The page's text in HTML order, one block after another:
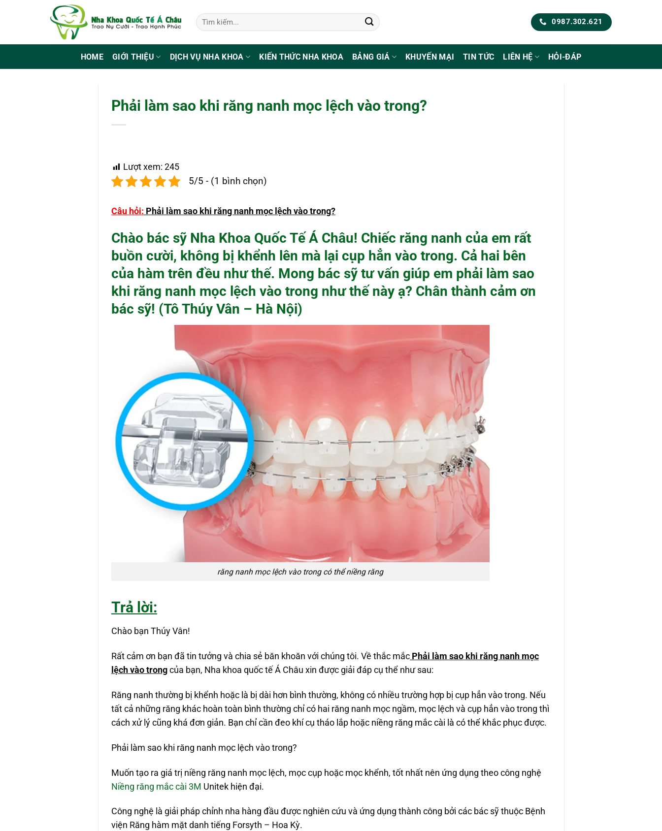
0987.302.621
HOME GIỚI THIỆU DỊCH VỤ NHA KHOA KIẾN THỨC NHA KHOA BẢNG GIÁ KHUYẾN MẠI TIN TỨC LIÊN HỆ HỎI-ĐÁP
Phải làm sao khi răng nanh mọc lệch vào trong?
Lượt xem: 245
5/5 - (1 bình chọn)
Câu hỏi: Phải làm sao khi răng nanh mọc lệch vào trong?
Chào bác sỹ Nha Khoa Quốc Tế Á Châu! Chiếc răng nanh của em rất
buồn cười, không bị khểnh lên mà lại cụp hẳn vào trong. Cả hai bên
của hàm trên đều như thế. Mong bác sỹ tư vấn giúp em phải làm sao
khi răng nanh mọc lệch vào trong như thế này ạ? Chân thành cảm ơn
bác sỹ! (Tô Thúy Vân – Hà Nội)
răng nanh mọc lệch vào trong có thể niềng răng
Trả lời:
Chào bạn Thúy Vân!
Rất cảm ơn bạn đã tin tưởng và chia sẻ băn khoăn với chúng tôi. Về thắc mắcPhải làm sao khi răng nanh mọc
lệch vào trongcủa bạn, Nha khoa quốc tế Á Châu xin được giải đáp cụ thể như sau:
Răng nanh thường bị khểnh hoặc là bị dài hơn bình thường, không có nhiều trường hợp bị cụp hẳn vào trong. Nếu
tất cả những răng khác hoàn toàn bình thường chỉ có hai răng nanh mọc ngầm, mọc lệch và cụp hẳn vào trong thì
cách xử lý cũng khá đơn giản. Bạn chỉ cần đeo khí cụ tháo lắp hoặc niềng răng mắc cài là có thể khắc phục được.
Phải làm sao khi răng nanh mọc lệch vào trong?
Muốn tạo ra giá trị niềng răng nanh mọc lệch, mọc cụp hoặc mọc khểnh, tốt nhất nên ứng dụng theo công nghệ
Niềng răng mắc cài 3M Unitek hiện đại.
Công nghệ là giải pháp chỉnh nha hàng đầu được nghiên cứu và ứng dụng thành công bởi các bác sỹ thuộc Bệnh
viện Răng hàm mặt danh tiếng Forsyth – Hoa Kỳ.